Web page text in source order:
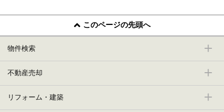
このページの先頭へ
物件検索
不動産売却
リフォーム・建築